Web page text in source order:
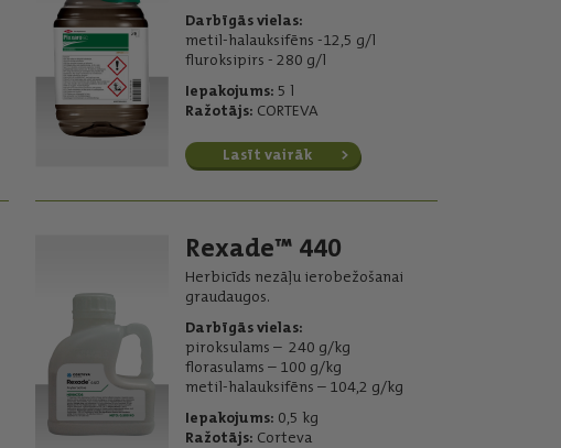
Darbīgās vielas:
metil-halauksifēns -12,5 g/l
fluroksipirs - 280 g/l
Iepakojums: 5 l
Ražotājs: CORTEVA
Lasīt vairāk
Rexade™ 440
Herbicīds nezāļu ierobežošanai
graudaugos.
Darbīgās vielas:
piroksulams – 240 g/kg
florasulams – 100 g/kg
metil-halauksifēns – 104,2 g/kg
Iepakojums: 0,5 kg
Ražotājs: Corteva